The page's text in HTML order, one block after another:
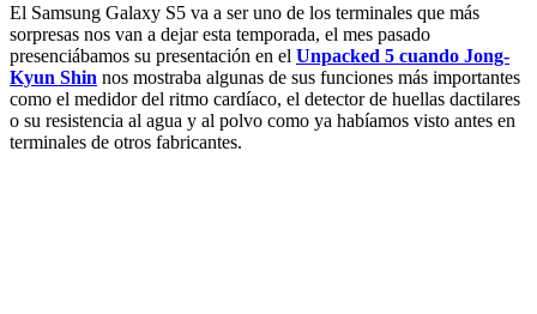
El Samsung Galaxy S5 va a ser uno de los terminales que más
sorpresas nos van a dejar esta temporada, el mes pasado
presenciábamos su presentación en el Unpacked 5 cuando Jong-
Kyun Shin nos mostraba algunas de sus funciones más importantes
como el medidor del ritmo cardíaco, el detector de huellas dactilares
o su resistencia al agua y al polvo como ya habíamos visto antes en
terminales de otros fabricantes.